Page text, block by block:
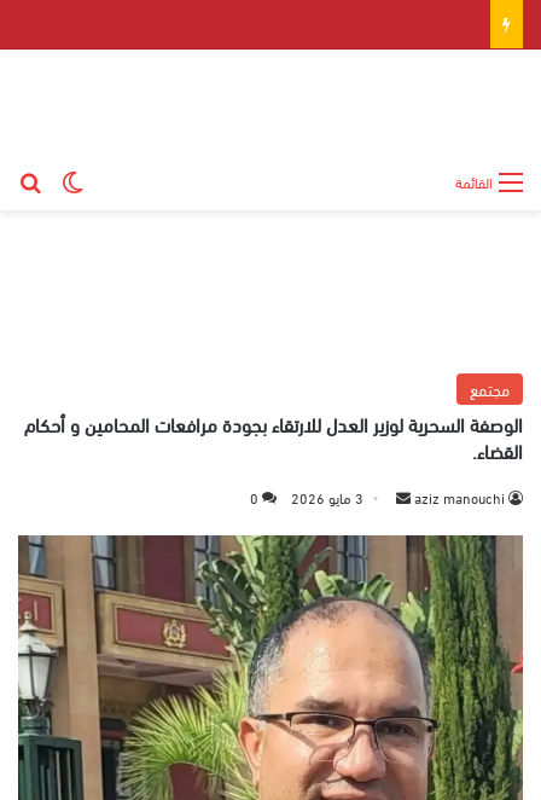
القائمة
مجتمع
الوصفة السحرية لوزير العدل للارتقاء بجودة مرافعات المحامين و أحكام
القضاء.
aziz manouchi
ل
ب
ي
د
ا
إ
3 مايو 2026 0